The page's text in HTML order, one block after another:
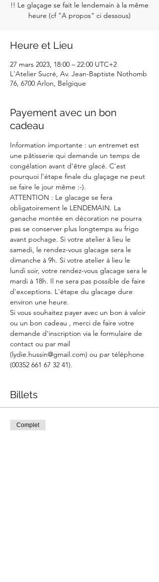
!! Le glaçage se fait le lendemain à la même
heure (cf "A propos" ci dessous)
Heure et Lieu
27 mars 2023, 18:00 – 22:00 UTC+2
L'Atelier Sucré, Av. Jean-Baptiste Nothomb
76, 6700 Arlon, Belgique
Payement avec un bon
cadeau
Information importante : un entremet est
une pâtisserie qui demande un temps de
congélation avant d'être glacé. C'est
pourquoi l'étape finale du glaçage ne peut
se faire le jour même :-).
ATTENTION : Le glacage se fera
obligatoirement le LENDEMAIN. La
ganache montée en décoration ne pourra
pas se conserver plus longtemps au frigo
avant pochage. Si votre atelier à lieu le
samedi, le rendez-vous glacage sera le
dimanche à 9h. Si votre atelier à lieu le
lundi soir, votre rendez-vous glacage sera le
mardi à 18h. Il ne sera pas possible de faire
d'exceptions. L'étape du glacage dure
environ une heure.
Si vous souhaitez payer avec un bon à valoir
ou un bon cadeau , merci de faire votre
demande d'inscription via le formulaire de
contact ou par mail
(lydie.hussin@gmail.com) ou par téléphone
(00352 661 67 32 41).
Billets
Complet